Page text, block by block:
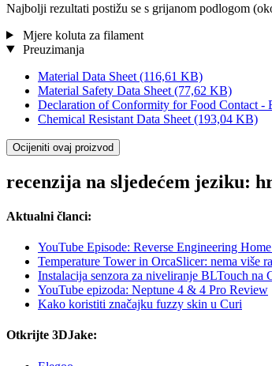
Najbolji rezultati postižu se s grijanom podlogom
Mjere koluta za filament
Preuzimanja
Material Data Sheet (116,61 KB)
Material Safety Data Sheet (77,62 KB)
Declaration of Conformity for Food Contact -
Chemical Resistant Data Sheet (193,04 KB)
Ocijeniti ovaj proizvod
recenzija na sljedećem jeziku:
Aktualni članci:
YouTube Episode: Reverse Engineering
Temperature Tower in OrcaSlicer: nema više
Instalacija senzora za niveliranje BLTouch na
YouTube epizoda: Neptune 4 & 4 Pro Review
Kako koristiti značajku fuzzy skin u Curi
Otkrijte 3DJake: